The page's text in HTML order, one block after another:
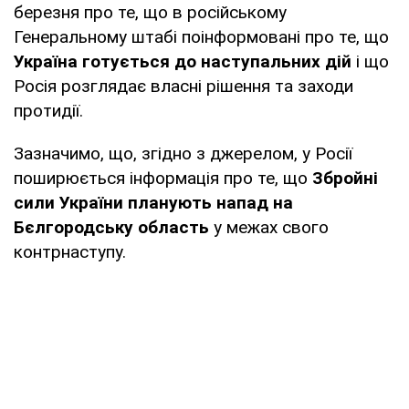
березня про те, що в російському
Генеральному штабі поінформовані про те, що
Україна готується до наступальних дій і що
Росія розглядає власні рішення та заходи
протидії.
Зазначимо, що, згідно з джерелом, у Росії
поширюється інформація про те, що Збройні
сили України планують напад на
Бєлгородську область у межах свого
контрнаступу.